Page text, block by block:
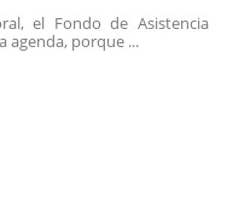
el Fondo de Asistencia
agenda, porque ...